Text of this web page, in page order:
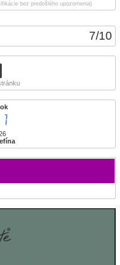
7/10
bez predošlého upozornenia)